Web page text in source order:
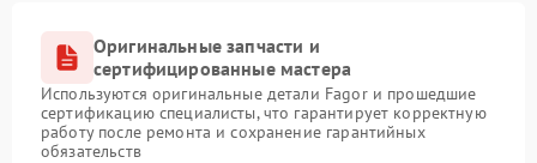
Оригинальные запчасти и
сертифицированные мастера
Используются оригинальные детали Fagor и прошедшие
сертификацию специалисты, что гарантирует корректную
работу после ремонта и сохранение гарантийных
обязательств